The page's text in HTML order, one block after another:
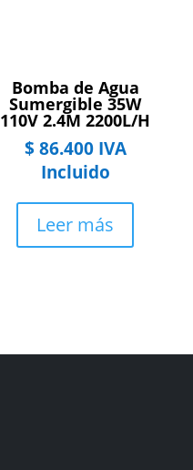
Bomba de Agua
Sumergible 35W
110V 2.4M 2200L/H
$86.400 IVA
Incluido
Leer más